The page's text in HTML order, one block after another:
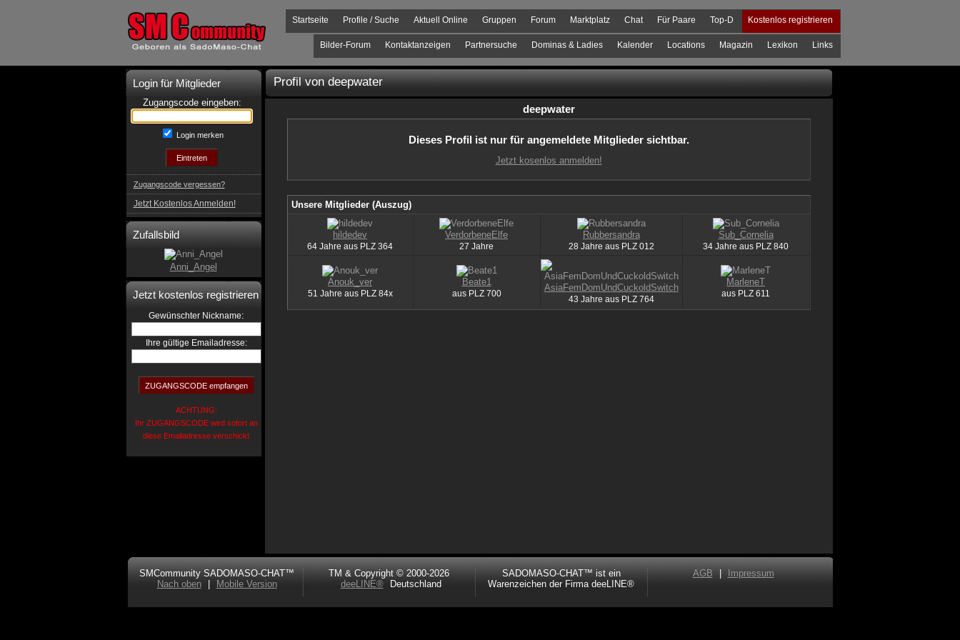
Kostenlos registrieren
Top-D
Für Paare
Chat
Marktplatz
Forum
Gruppen
Aktuell Online
Profile / Suche
Startseite
Links
Lexikon
Magazin
Locations
Kalender
Dominas & Ladies
Partnersuche
Kontaktanzeigen
Bilder-Forum
Login für Mitglieder
Zugangscode eingeben:
Login merken
Zugangscode vergessen?
Jetzt Kostenlos Anmelden!
Zufallsbild
Anni_Angel
Jetzt kostenlos registrieren
Gewünschter Nickname:
Ihre gültige Emailadresse:
ACHTUNG:
Ihr ZUGANGSCODE wird sofort an
diese Emailadresse verschickt
Profil von deepwater
deepwater
Dieses Profil ist nur für angemeldete Mitglieder sichtbar.
Jetzt kosenlos anmelden!
Unsere Mitglieder (Auszug)
hildedev
64 Jahre aus PLZ 364
VerdorbeneElfe
27 Jahre
Rubbersandra
28 Jahre aus PLZ012
Sub_Cornelia
34 Jahre aus PLZ 840
Anouk_ver
51 Jahre aus PLZ84x
Beate1
aus PLZ700
AsiaFemDomUndCuckoldSwitch
43 Jahre aus PLZ764
MarleneT
aus PLZ 611
SMCommunity SADOMASO-CHAT™
Nach oben
Mobile Version
TM & Copyright © 2000-2026
deeLINE®
Deutschland
SADOMASO-CHAT™ ist ein
Warenzeichen der Firma deeLINE®
AGB Impressum